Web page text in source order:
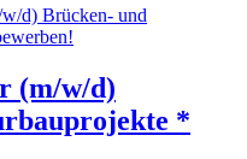
(m/w/d)
*